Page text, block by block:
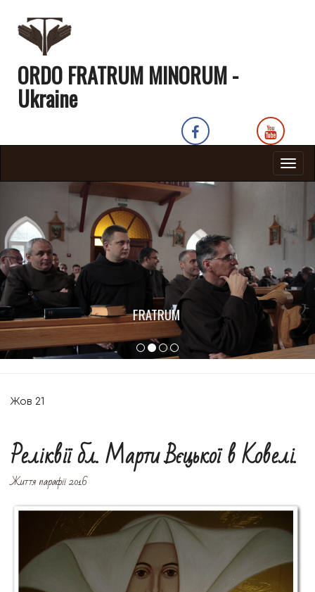
ORDO FRATRUM MINORUM -
Ukraine
FRATRUM
Жов 21
Реліквії бл. Марти Вєцької в Ковелі.
Життя парафії 2016